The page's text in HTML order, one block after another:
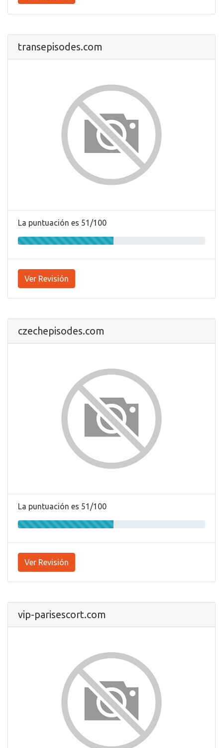
transepisodes.com
La puntuación es 51/100
Ver Revisión
czechepisodes.com
La puntuación es 51/100
Ver Revisión
vip-parisescort.com